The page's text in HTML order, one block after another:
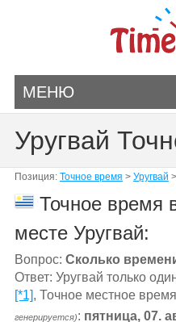
МЕНЮ
Уругвай
Позиция: Точное время > Уругвай >
Точное время
месте Уругвай:
Вопрос: Сколько
Ответ: Уругвай только
[*1], Точное местное время
генерируется): пятница, 07.